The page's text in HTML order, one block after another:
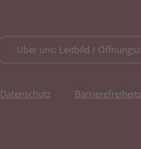
Über uns: Leitbild /
Datenschutz